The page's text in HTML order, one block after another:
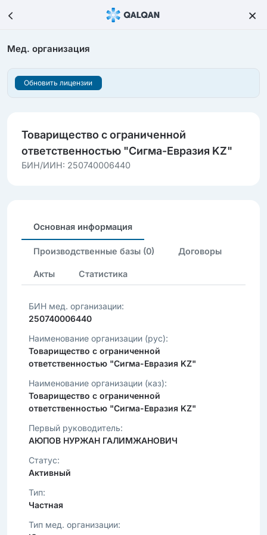
Мед. организация
Обновить лицензии
Товарищество с ограниченной
ответственностью "Сигма-Евразия KZ"
БИН/ИИН: 250740006440
Основная информация
Производственные базы (0) Договоры
Акты Статистика
БИН мед. организации:
250740006440
Наименование организации (рус):
Товарищество с ограниченной
ответственностью "Сигма-Евразия KZ"
Наименование организации (каз):
Товарищество с ограниченной
ответственностью "Сигма-Евразия KZ"
Первый руководитель:
АЮПОВ НУРЖАН ГАЛИМЖАНОВИЧ
Статус:
Активный
Тип:
Частная
Тип мед. организации: